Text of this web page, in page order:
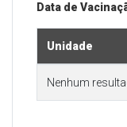
Data de
Unidade
Nenhum